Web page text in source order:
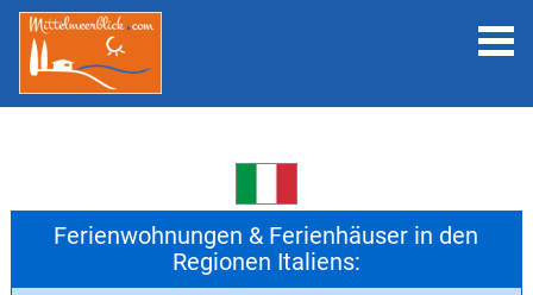
Ferienwohnungen & Ferienhäuser in den
Regionen Italiens: